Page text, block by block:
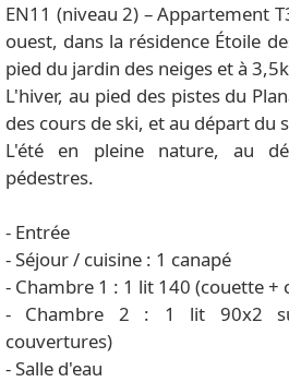
EN11 (niveau 2) – Appartement
ouest, dans la résidence Étoile
pied du jardin des neiges et à
L'hiver, au pied des pistes du
des cours de ski, et au départ du
L'été en pleine nature, au
pédestres.
- Entrée
- Séjour / cuisine : 1 canapé
- Chambre 1 : 1 lit 140 (couette +
- Chambre 2 : 1 lit 90x2
couvertures)
- Salle d'eau